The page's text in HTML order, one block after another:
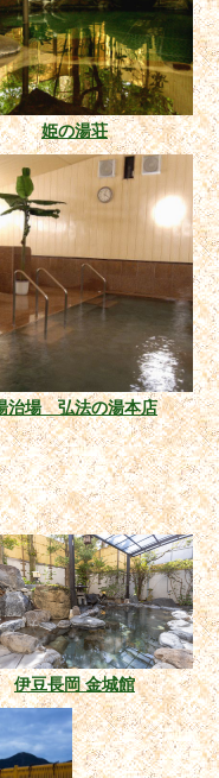
姫の湯荘
治場 弘法の湯本店
伊豆長岡 金城館